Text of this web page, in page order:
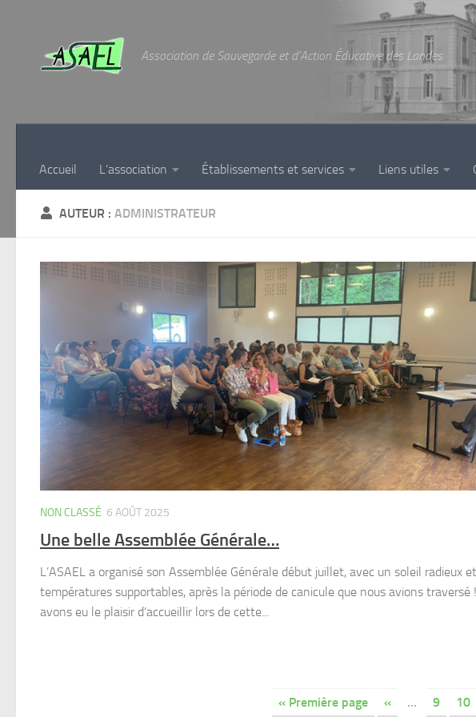
Association de Sauvegarde et d’Action Éducative des Landes
Accueil L’association Établissements et services Liens utiles
AUTEUR : ADMINISTRATEUR
NON CLASSÉ 6 AOÛT 2025
Une belle Assemblée Générale…
L’ASAEL a organisé son Assemblée Générale début juillet, avec un soleil radieux
températures supportables, après la période de canicule que nous avions traversé
avons eu le plaisir d’accueillir lors de cette...
« Première page « … 9 10